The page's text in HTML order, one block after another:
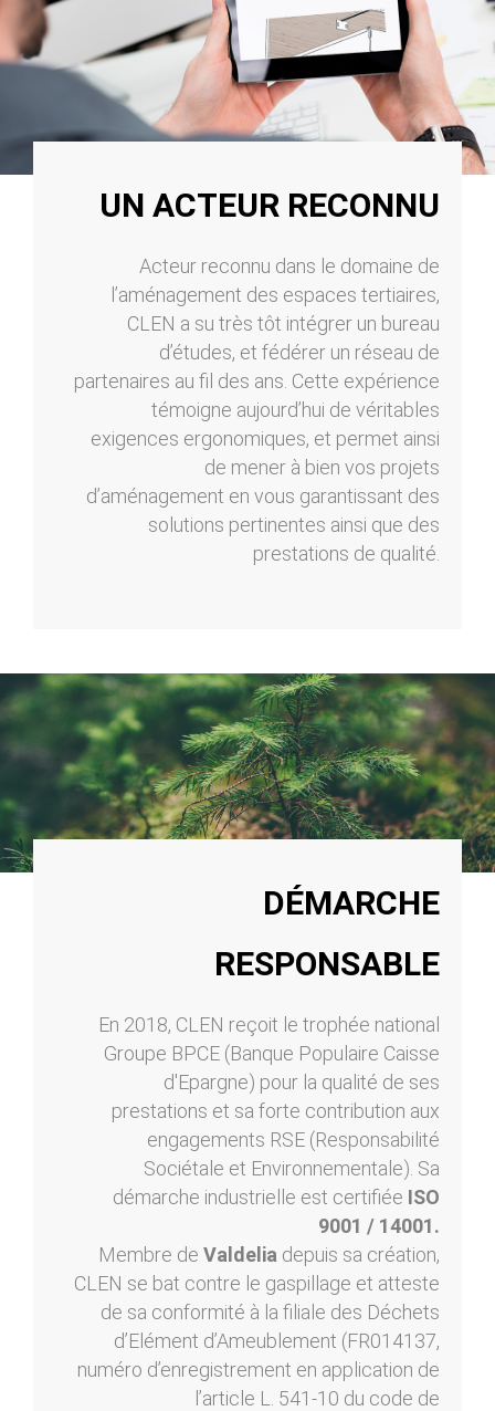
UN ACTEUR RECONNU
Acteur reconnu dans le domaine de
l’aménagement des espaces tertiaires,
CLEN a su très tôt intégrer un bureau
d’études, et fédérer un réseau de
partenaires au fil des ans. Cette expérience
témoigne aujourd’hui de véritables
exigences ergonomiques, et permet ainsi
de mener à bien vos projets
d’aménagement en vous garantissant des
solutions pertinentes ainsi que des
prestations de qualité.
DÉMARCHE
RESPONSABLE
En 2018, CLEN reçoit le trophée national
Groupe BPCE (Banque Populaire Caisse
d'Epargne) pour la qualité de ses
prestations et sa forte contribution aux
engagements RSE (Responsabilité
Sociétale et Environnementale). Sa
démarche industrielle est certifiée ISO
9001 / 14001.
Membre de Valdelia depuis sa création,
CLEN se bat contre le gaspillage et atteste
de sa conformité à la filiale des Déchets
d’Elément d’Ameublement (FR014137,
numéro d’enregistrement en application de
l’article L. 541-10 du code de